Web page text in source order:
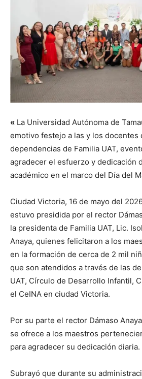
« La Universidad Autónoma de
emotivo festejo a las y los docentes
dependencias de Familia UAT,
agradecer el esfuerzo y dedicación
académico en el marco del Día del
Ciudad Victoria, 16 de mayo del
estuvo presidida por el rector
la presidenta de Familia UAT, Lic.
Anaya, quienes felicitaron a los
en la formación de cerca de 2 mil
que son atendidos a través de las
UAT, Círculo de Desarrollo Infantil,
el CeINA en ciudad Victoria.
Por su parte el rector Dámaso
se ofrece a los maestros
para agradecer su dedicación diaria.
Subrayó que durante su